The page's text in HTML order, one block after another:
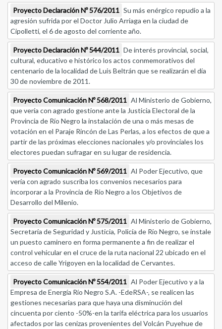
Proyecto Declaración Nº 576/2011 Su más enérgico repudio a la
agresión sufrida por el Doctor Julio Arriaga en la ciudad de
Cipolletti, el 6 de agosto del corriente año.
Proyecto Declaración Nº 544/2011 De interés provincial, social,
cultural, educativo e histórico los actos conmemorativos del
centenario de la localidad de Luis Beltrán que se realizarán el día
30 de noviembre de 2011.
Proyecto Comunicación Nº 568/2011 Al Ministerio de Gobierno,
que vería con agrado gestione ante la Justicia Electoral de la
Provincia de Río Negro la instalación de una o más mesas de
votación en el Paraje Rincón de Las Perlas, a los efectos de que a
partir de las próximas elecciones nacionales y/o provinciales los
electores puedan sufragar en su lugar de residencia.
Proyecto Comunicación Nº 569/2011 Al Poder Ejecutivo, que
vería con agrado suscriba los convenios necesarios para
incorporar a la Provincia de Río Negro a los Objetivos de
Desarrollo del Milenio.
Proyecto Comunicación Nº 575/2011 Al Ministerio de Gobierno,
Secretaría de Seguridad y Justicia, Policía de Río Negro, se instale
un puesto caminero en forma permanente a fin de realizar el
control vehicular en el cruce de la ruta nacional 22 ubicado en el
acceso de calle Yrigoyen en la localidad de Cervantes.
Proyecto Comunicación Nº 554/2011 Al Poder Ejecutivo y a la
Empresa de Energía Río Negro S.A. -EdeRSA-, se realicen las
gestiones necesarias para que haya una disminución del
cincuenta por ciento -50%-en la tarifa eléctrica para los usuarios
afectados por las cenizas provenientes del Volcán Puyehue de